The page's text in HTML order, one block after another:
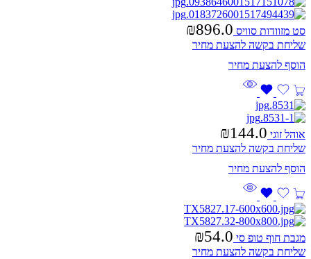
סט מזוודות סוויס ₪896.0
שליחת בקשה להצעת מחיר
אוהל זוגי ₪144.0
שליחת בקשה להצעת מחיר
מגבת חוף טופ סי ₪54.0
שליחת בקשה להצעת מחיר